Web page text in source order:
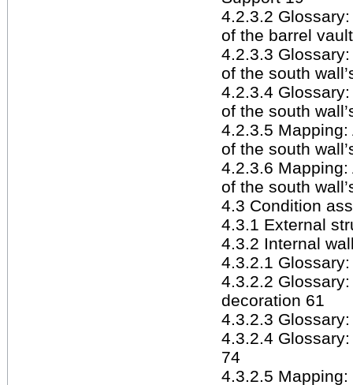
4.2.3.2
of the barrel
4.2.3.3
of the south
4.2.3.4
of the south
4.2.3.5
of the south
4.2.3.6
of the south
4.3 Condition
4.3.1 External
4.3.2 Internal
4.3.2.1
4.3.2.2
decoration 61
4.3.2.3
4.3.2.4
74
4.3.2.5 Mapping: